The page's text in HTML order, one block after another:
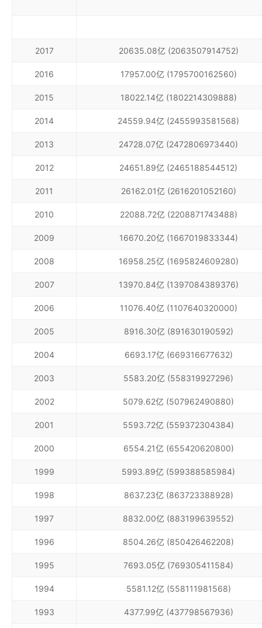
2017 20635.08亿 (2063507914752)
2016 17957.00亿 (1795700162560)
2015 18022.14亿 (1802214309888)
2014 24559.94亿 (2455993581568)
2013 24728.07亿 (2472806973440)
2012 24651.89亿 (2465188544512)
2011 26162.01亿 (2616201052160)
2010 22088.72亿 (2208871743488)
2009 16670.20亿 (1667019833344)
2008 16958.25亿 (1695824609280)
2007 13970.84亿 (1397084389376)
2006 11076.40亿 (1107640320000)
2005 8916.30亿 (891630190592)
2004 6693.17亿 (669316677632)
2003 5583.20亿 (558319927296)
2002 5079.62亿 (507962490880)
2001 5593.72亿 (559372304384)
2000 6554.21亿 (655420620800)
1999 5993.89亿 (599388585984)
1998 8637.23亿 (863723388928)
1997 8832.00亿 (883199639552)
1996 8504.26亿 (850426462208)
1995 7693.05亿 (769305411584)
1994 5581.12亿 (558111981568)
1993 4377.99亿 (437798567936)